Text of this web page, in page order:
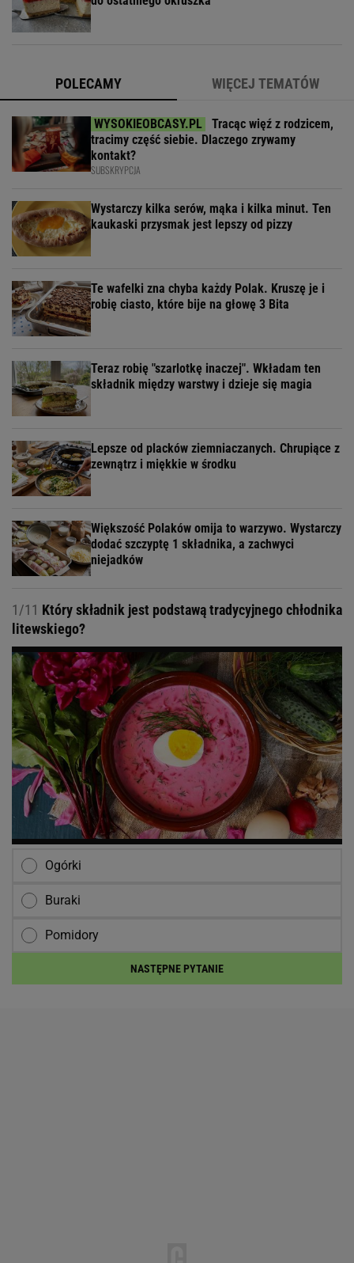
POLECAMY WIĘCEJ TEMATÓW
Tracąc więź z rodzicem,
tracimy część siebie. Dlaczego zrywamy
kontakt?
SUBSKRYPCJA
Wystarczy kilka serów, mąka i kilka minut. Ten
kaukaski przysmak jest lepszy od pizzy
Te wafelki zna chyba każdy Polak. Kruszę je i
robię ciasto, które bije na głowę 3 Bita
Teraz robię "szarlotkę inaczej". Wkładam ten
składnik między warstwy i dzieje się magia
Lepsze od placków ziemniaczanych. Chrupiące z
zewnątrz i miękkie w środku
Większość Polaków omija to warzywo. Wystarczy
dodać szczyptę 1 składnika, a zachwyci
niejadków
1/11 Który składnik jest podstawą tradycyjnego chłodnika
litewskiego?
Ogórki
Buraki
Pomidory
NASTĘPNE PYTANIE